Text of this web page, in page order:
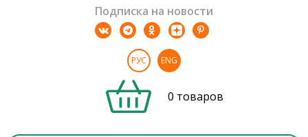
Подписка на новости
РУС ENG
0 товаров